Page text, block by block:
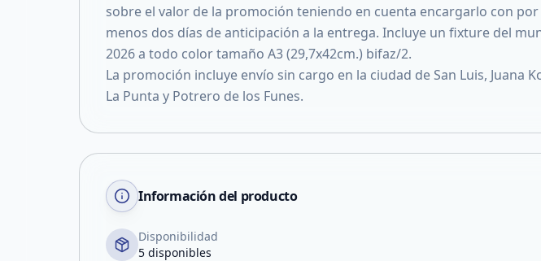
sobre el valor de la promoción teniendo en cuenta encargarlo con por
menos dos días de anticipación a la entrega. Incluye un fixture del
2026 a todo color tamaño A3 (29,7x42cm.) bifaz/2.
La promoción incluye envío sin cargo en la ciudad de San Luis, Juana
La Punta y Potrero de los Funes.
Información del producto
Disponibilidad
5 disponibles